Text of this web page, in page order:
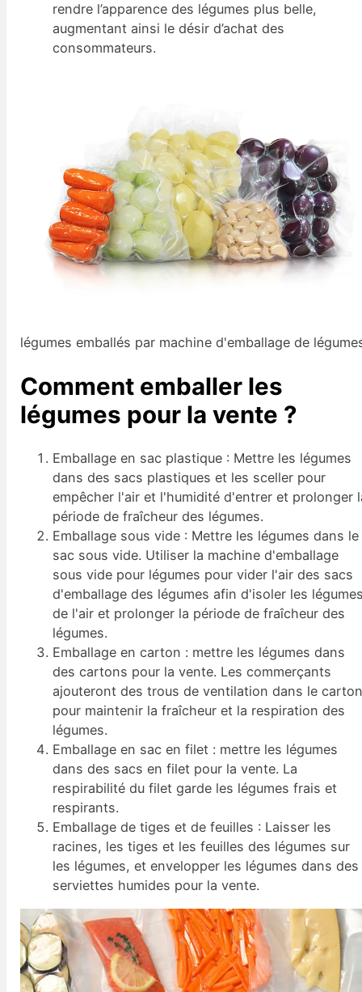
rendre l’apparence des légumes plus belle,
augmentant ainsi le désir d’achat des
consommateurs.
légumes emballés par machine d'emballage de
Comment emballer les
légumes pour la vente ?
Emballage en sac plastique : Mettre les légumes
dans des sacs plastiques et les sceller pour
empêcher l'air et l'humidité d'entrer et prolonger
période de fraîcheur des légumes.
Emballage sous vide : Mettre les légumes dans le
sac sous vide. Utiliser la machine d'emballage
sous vide pour légumes pour vider l'air des sacs
d'emballage des légumes afin d'isoler les
de l'air et prolonger la période de fraîcheur des
légumes.
Emballage en carton : mettre les légumes dans
des cartons pour la vente. Les commerçants
ajouteront des trous de ventilation dans le
pour maintenir la fraîcheur et la respiration des
légumes.
Emballage en sac en filet : mettre les légumes
dans des sacs en filet pour la vente. La
respirabilité du filet garde les légumes frais et
respirants.
Emballage de tiges et de feuilles : Laisser les
racines, les tiges et les feuilles des légumes sur
les légumes, et envelopper les légumes dans des
serviettes humides pour la vente.